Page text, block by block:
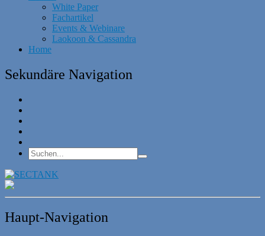
White Paper
Fachartikel
Events & Webinare
Laokoon & Cassandra
Home
Sekundäre Navigation
Haupt-Navigation